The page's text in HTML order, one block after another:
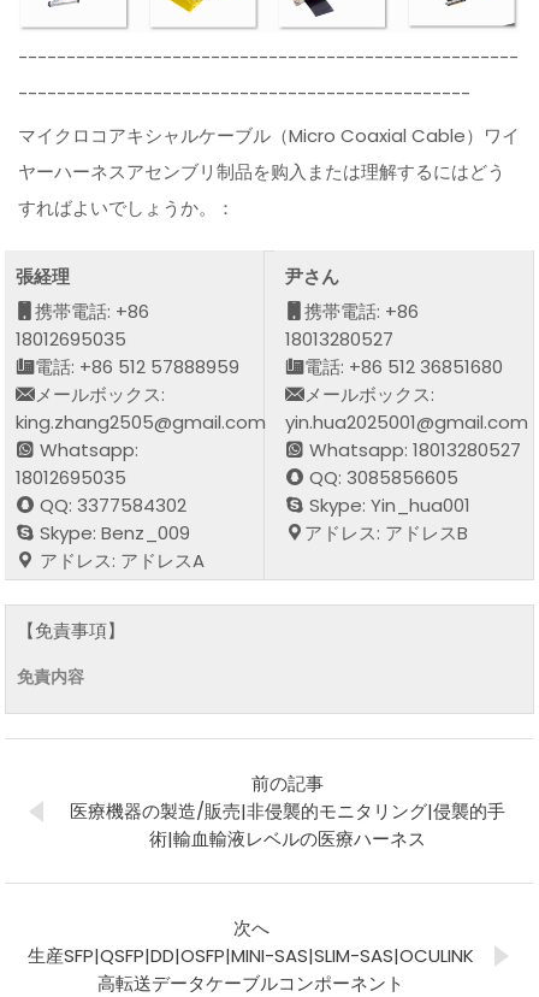
----------------------------------------------------
-----------------------------------------------
マイクロコアキシャルケーブル（Micro Coaxial Cable）ワイ
ヤーハーネスアセンブリ制品を购入または理解するにはどう
すればよいでしょうか。：
張経理
携帯電話: +86
18012695035
電話: +86 512 57888959
メールボックス:
king.zhang2505@gmail.com
Whatsapp:
18012695035
QQ: 3377584302
Skype: Benz_009
アドレス: アドレスA
尹さん
携帯電話: +86
18013280527
電話: +86 512 36851680
メールボックス:
yin.hua2025001@gmail.com
Whatsapp: 18013280527
QQ: 3085856605
Skype: Yin_hua001
アドレス: アドレスB
【免責事項】
免責内容
前の記事
医療機器の製造/販売|非侵襲的モニタリング|侵襲的手
術|輸血輸液レベルの医療ハーネス
次へ
生産SFP|QSFP|DD|OSFP|MINI-SAS|SLIM-SAS|OCULINK
高転送データケーブルコンポーネント